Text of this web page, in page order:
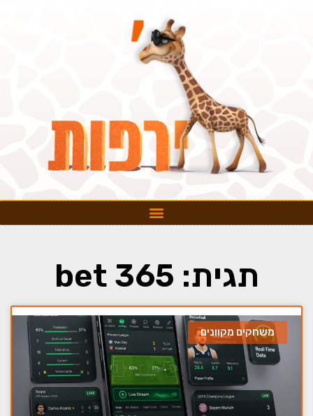
תגית: bet 365
משחקים מקוונים